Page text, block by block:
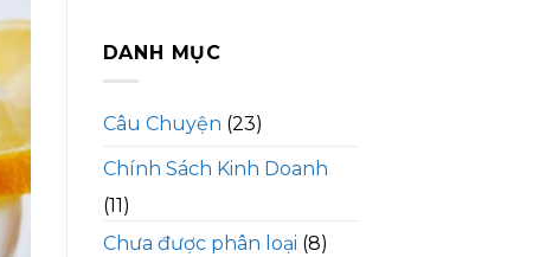
DANH MỤC
Câu Chuyện (23)
Chính Sách Kinh Doanh
(11)
Chưa được phân loại (8)